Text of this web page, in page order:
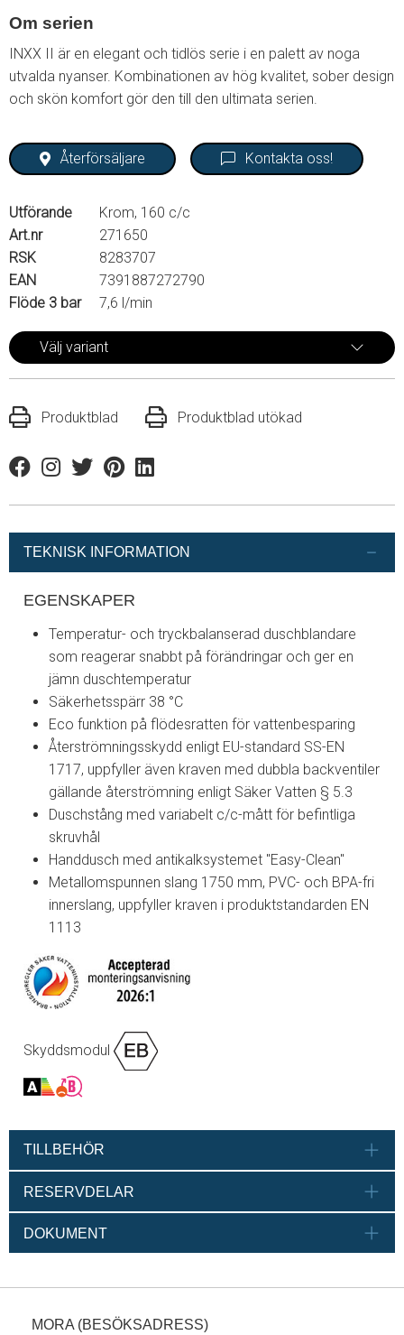
Om serien
INXX II är en elegant och tidlös serie i en palett av noga
utvalda nyanser. Kombinationen av hög kvalitet, sober design
och skön komfort gör den till den ultimata serien.
Återförsäljare Kontakta oss!
Utförande
Krom, 160 c/c
Art.nr
271650
RSK
8283707
EAN
7391887272790
Flöde 3 bar
7,6 l/min
Välj variant
Produktblad Produktblad utökad
FacebookInstagram
TwitterPinterestLinkedin
TEKNISK INFORMATION
EGENSKAPER
Temperatur- och tryckbalanserad duschblandare
som reagerar snabbt på förändringar och ger en
jämn duschtemperatur
Säkerhetsspärr 38 °C
Eco funktion på flödesratten för vattenbesparing
Återströmningsskydd enligt EU-standard SS-EN
1717, uppfyller även kraven med dubbla backventiler
gällande återströmning enligt Säker Vatten § 5.3
Duschstång med variabelt c/c-mått för befintliga
skruvhål
Handdusch med antikalksystemet "Easy-Clean"
Metallomspunnen slang 1750 mm, PVC- och BPA-fri
innerslang, uppfyller kraven i produktstandarden EN
1113
Skyddsmodul
TILLBEHÖR
RESERVDELAR
DOKUMENT
MORA (BESÖKSADRESS)